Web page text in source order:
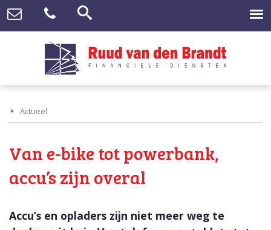
Actueel
Van e-bike tot powerbank,
accu’s zijn overal
Accu’s en opladers zijn niet meer weg te